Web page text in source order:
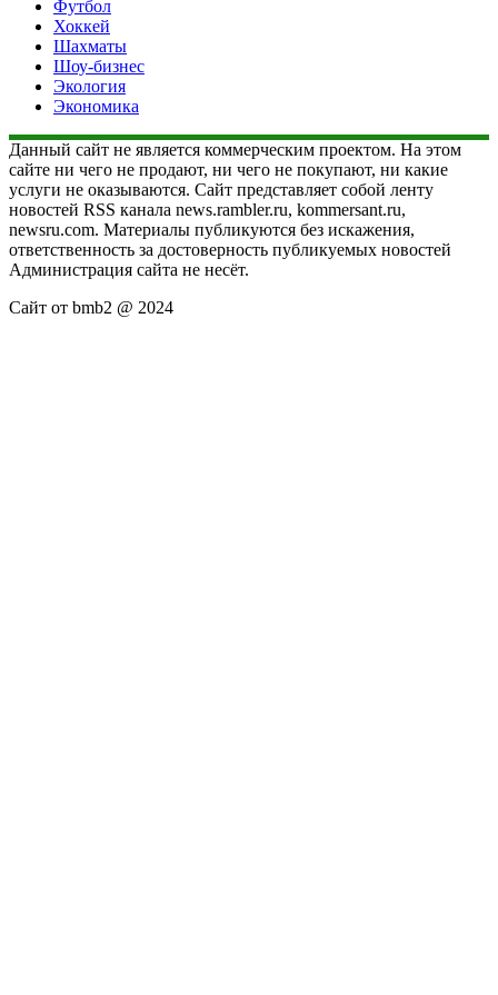
Футбол
Хоккей
Шахматы
Шоу-бизнес
Экология
Экономика
Данный сайт не является коммерческим проектом. На этом
сайте ни чего не продают, ни чего не покупают, ни какие
услуги не оказываются. Сайт представляет собой ленту
новостей RSS канала news.rambler.ru, kommersant.ru,
newsru.com. Материалы публикуются без искажения,
ответственность за достоверность публикуемых новостей
Администрация сайта не несёт.
Сайт от bmb2 @ 2024